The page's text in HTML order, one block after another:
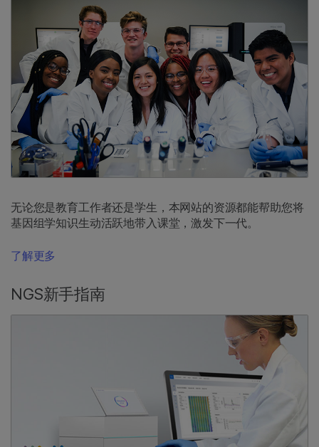
无论您是教育工作者还是学生，本网站的资源都能帮助您将
基因组学知识生动活跃地带入课堂，激发下一代。
了解更多
NGS新手指南